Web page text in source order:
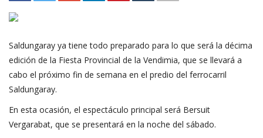
Saldungaray ya tiene todo preparado para lo que será la décima
edición de la Fiesta Provincial de la Vendimia, que se llevará a
cabo el próximo fin de semana en el predio del ferrocarril
Saldungaray.
En esta ocasión, el espectáculo principal será Bersuit
Vergarabat, que se presentará en la noche del sábado.